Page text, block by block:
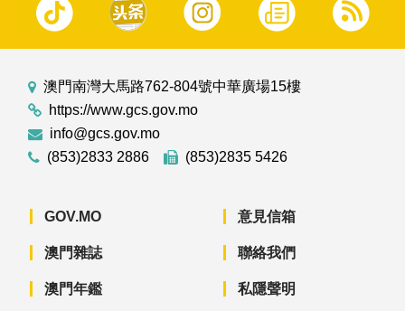
澳門南灣大馬路762-804號中華廣場15樓
https://www.gcs.gov.mo
info@gcs.gov.mo
(853)2833 2886
(853)2835 5426
GOV.MO
澳門雜誌
澳門年鑑
意見信箱
聯絡我們
私隱聲明